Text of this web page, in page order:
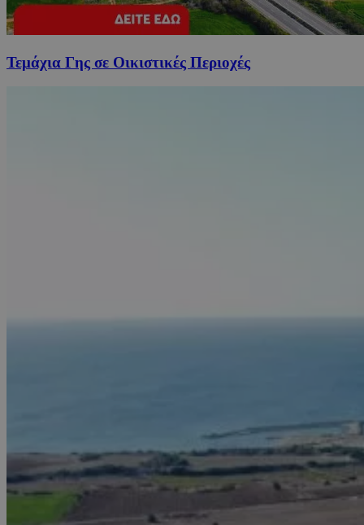
Τεμάχια Γης σε Οικιστικές Περιοχές